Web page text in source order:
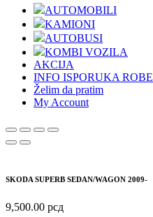
AUTOMOBILI
KAMIONI
AUTOBUSI
KOMBI VOZILA
AKCIJA
INFO ISPORUKA ROBE
Želim da pratim
My Account
SKODA SUPERB SEDAN/WAGON 2009-
9,500.00 рсд